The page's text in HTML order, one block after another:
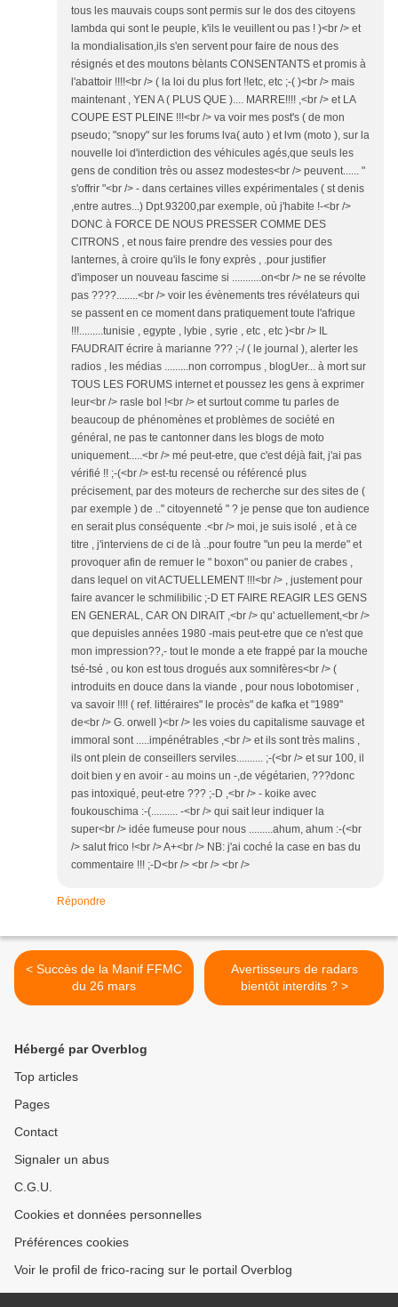
tous les mauvais coups sont permis sur le dos des citoyens
lambda qui sont le peuple, k'ils le veuillent ou pas ! )<br /> et
la mondialisation,ils s'en servent pour faire de nous des
résignés et des moutons bèlants CONSENTANTS et promis à
l'abattoir !!!!<br /> ( la loi du plus fort !!etc, etc ;-( )<br /> mais
maintenant , YEN A ( PLUS QUE ).... MARRE!!!! ,<br /> et LA
COUPE EST PLEINE !!!<br /> va voir mes post's ( de mon
pseudo; "snopy" sur les forums lva( auto ) et lvm (moto ), sur la
nouvelle loi d'interdiction des véhicules agés,que seuls les
gens de condition très ou assez modestes<br /> peuvent...... "
s'offrir "<br /> - dans certaines villes expérimentales ( st denis
,entre autres...) Dpt.93200,par exemple, où j'habite !-<br />
DONC à FORCE DE NOUS PRESSER COMME DES
CITRONS , et nous faire prendre des vessies pour des
lanternes, à croire qu'ils le fony exprès , .pour justifier
d'imposer un nouveau fascime si ...........on<br /> ne se révolte
pas ????........<br /> voir les évènements tres révélateurs qui
se passent en ce moment dans pratiquement toute l'afrique
!!!.........tunisie , egypte , lybie , syrie , etc , etc )<br /> IL
FAUDRAIT écrire à marianne ??? ;-/ ( le journal ), alerter les
radios , les médias .........non corrompus , blogUer... à mort sur
TOUS LES FORUMS internet et poussez les gens à exprimer
leur<br /> rasle bol !<br /> et surtout comme tu parles de
beaucoup de phénomènes et problèmes de société en
général, ne pas te cantonner dans les blogs de moto
uniquement.....<br /> mé peut-etre, que c'est déjà fait, j'ai pas
vérifié !! ;-(<br /> est-tu recensé ou référencé plus
précisement, par des moteurs de recherche sur des sites de (
par exemple ) de .." citoyenneté " ? je pense que ton audience
en serait plus conséquente .<br /> moi, je suis isolé , et à ce
titre , j'interviens de ci de là ..pour foutre "un peu la merde" et
provoquer afin de remuer le " boxon" ou panier de crabes ,
dans lequel on vit ACTUELLEMENT !!!<br /> , justement pour
faire avancer le schmilibilic ;-D ET FAIRE REAGIR LES GENS
EN GENERAL, CAR ON DIRAIT ,<br /> qu' actuellement,<br />
que depuisles années 1980 -mais peut-etre que ce n'est que
mon impression??,- tout le monde a ete frappé par la mouche
tsé-tsé , ou kon est tous drogués aux somnifères<br /> (
introduits en douce dans la viande , pour nous lobotomiser ,
va savoir !!!! ( ref. littéraires" le procès" de kafka et "1989"
de<br /> G. orwell )<br /> les voies du capitalisme sauvage et
immoral sont .....impénétrables ,<br /> et ils sont très malins ,
ils ont plein de conseillers serviles.......... ;-(<br /> et sur 100, il
doit bien y en avoir - au moins un -,de végétarien, ???donc
pas intoxiqué, peut-etre ??? ;-D ,<br /> - koike avec
foukouschima :-(.......... -<br /> qui sait leur indiquer la
super<br /> idée fumeuse pour nous .........ahum, ahum :-(<br
/> salut frico !<br /> A+<br /> NB: j'ai coché la case en bas du
commentaire !!! ;-D<br /> <br /> <br />
Répondre
< Succès de la Manif FFMC
du 26 mars
Avertisseurs de radars
bientôt interdits ? >
Hébergé par Overblog
Top articles
Pages
Contact
Signaler un abus
C.G.U.
Cookies et données personnelles
Préférences cookies
Voir le profil de frico-racing sur le portail Overblog